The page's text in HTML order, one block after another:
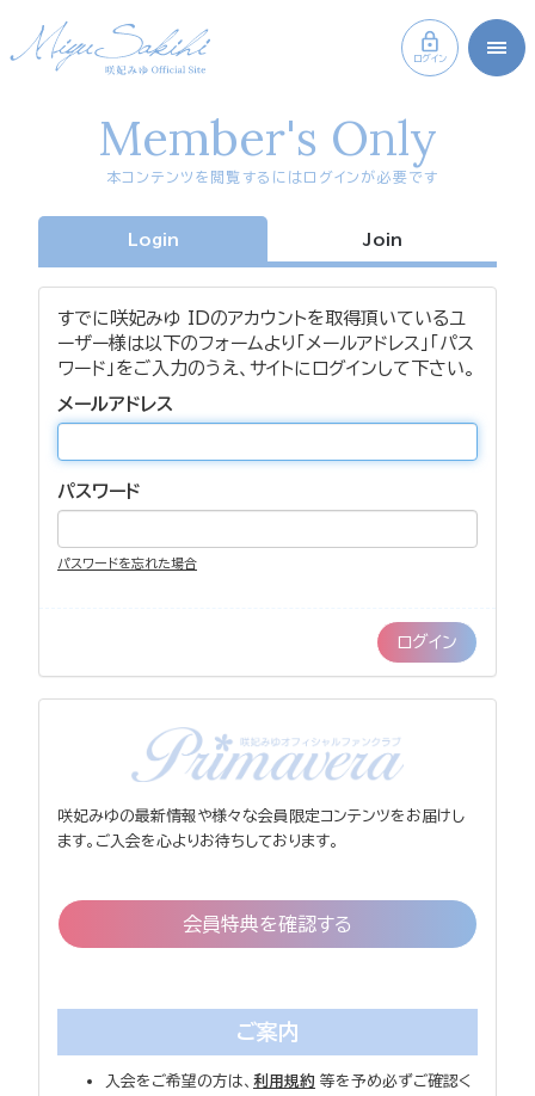
ログイン
Member's Only
本コンテンツを閲覧するにはログインが必要です
Login Join
すでに咲妃みゆ IDのアカウントを取得頂いているユ
ーザー様は以下のフォームより「メールアドレス」「パス
ワード」をご入力のうえ、サイトにログインして下さい。
メールアドレス
パスワード
パスワードを忘れた場合
咲妃みゆの最新情報や様々な会員限定コンテンツをお届けし
ます。ご入会を心よりお待ちしております。
会員特典を確認する
ご案内
入会をご希望の方は、 利用規約 等を予め必ずご確認く